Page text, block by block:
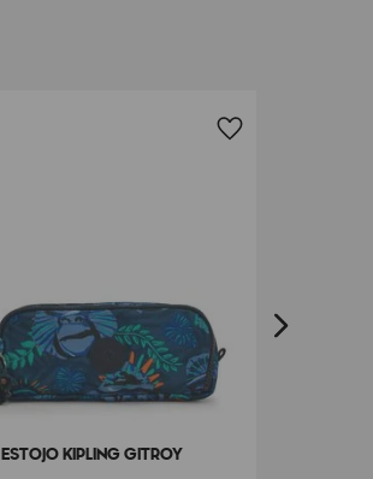
ESTOJO KIPLING GITROY